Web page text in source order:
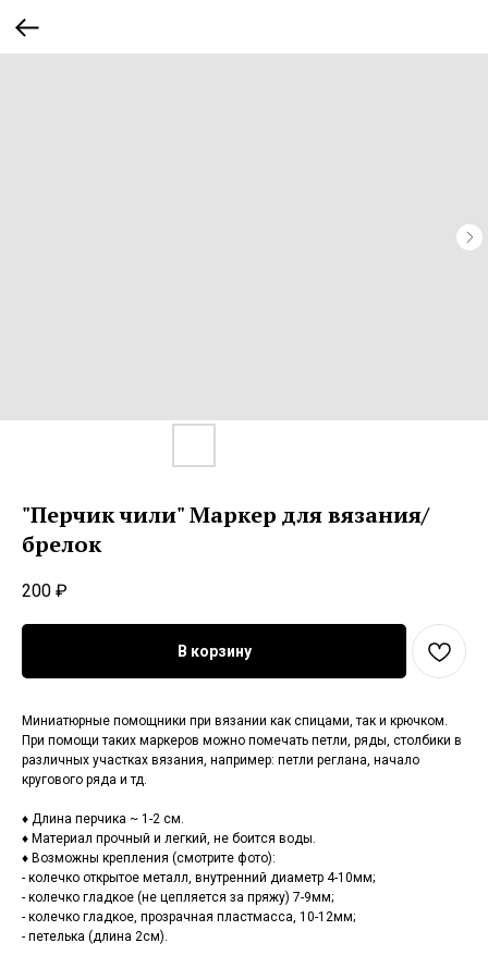
"Перчик чили" Маркер для вязания/
брелок
200 ₽
В корзину
Миниатюрные помощники при вязании как спицами, так и крючком.
При помощи таких маркеров можно помечать петли, ряды, столбики в
различных участках вязания, например: петли реглана, начало
кругового ряда и тд.
♦ Длина перчика ~ 1-2 см.
♦ Материал прочный и легкий, не боится воды.
♦ Возможны крепления (смотрите фото):
- колечко открытое металл, внутренний диаметр 4-10мм;
- колечко гладкое (не цепляется за пряжу) 7-9мм;
- колечко гладкое, прозрачная пластмасса, 10-12мм;
- петелька (длина 2см).